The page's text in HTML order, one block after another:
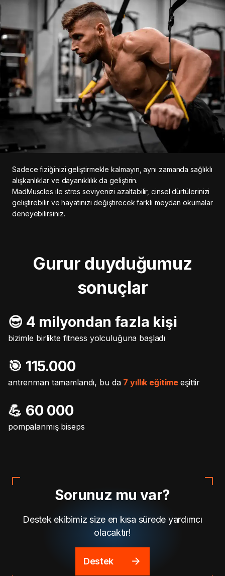
Sadece fiziğinizi geliştirmekle kalmayın, aynı zamanda sağlıklı
alışkanlıklar ve dayanıklılık da geliştirin.
MadMuscles ile stres seviyenizi azaltabilir, cinsel dürtülerinizi
geliştirebilir ve hayatınızı değiştirecek farklı meydan okumalar
deneyebilirsiniz.
Gurur duyduğumuz
sonuçlar
😎 4 milyondan fazla kişi
bizimle birlikte fitness yolculuğuna başladı
🎯️ 115.000
antrenman tamamlandı, bu da 7 yıllık eğitimeeşittir
💪 60 000
pompalanmış biseps
Sorunuz mu var?
Destek ekibimiz size en kısa sürede yardımcı
olacaktır!
Destek